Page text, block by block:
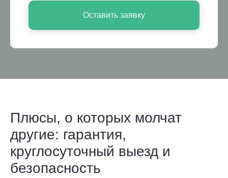
Оставить заявку
Плюсы, о которых молчат
другие: гарантия,
круглосуточный выезд и
безопасность